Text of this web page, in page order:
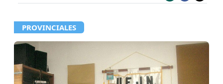
PROVINCIALES